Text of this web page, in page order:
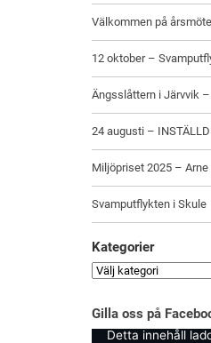
Välkommen på
12 oktober –
Ängsslåttern i Järvvik
24 augusti –
Miljöpriset 2025 – Arne
Svamputflykten i Skule
Kategorier
Gilla oss på
Detta innehåll